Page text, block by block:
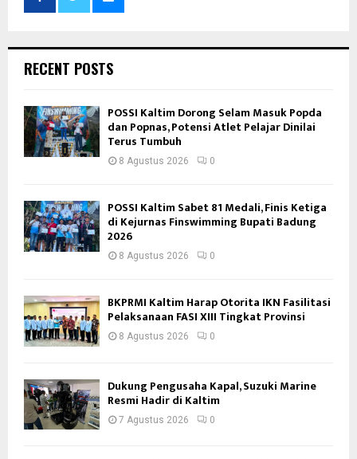
RECENT POSTS
POSSI Kaltim Dorong Selam Masuk Popda
dan Popnas, Potensi Atlet Pelajar Dinilai
Terus Tumbuh
8 Agustus 2026 0
POSSI Kaltim Sabet 81 Medali, Finis Ketiga
di Kejurnas Finswimming Bupati Badung
2026
8 Agustus 2026 0
BKPRMI Kaltim Harap Otorita IKN Fasilitasi
Pelaksanaan FASI XIII Tingkat Provinsi
8 Agustus 2026 0
Dukung Pengusaha Kapal, Suzuki Marine
Resmi Hadir di Kaltim
7 Agustus 2026 0